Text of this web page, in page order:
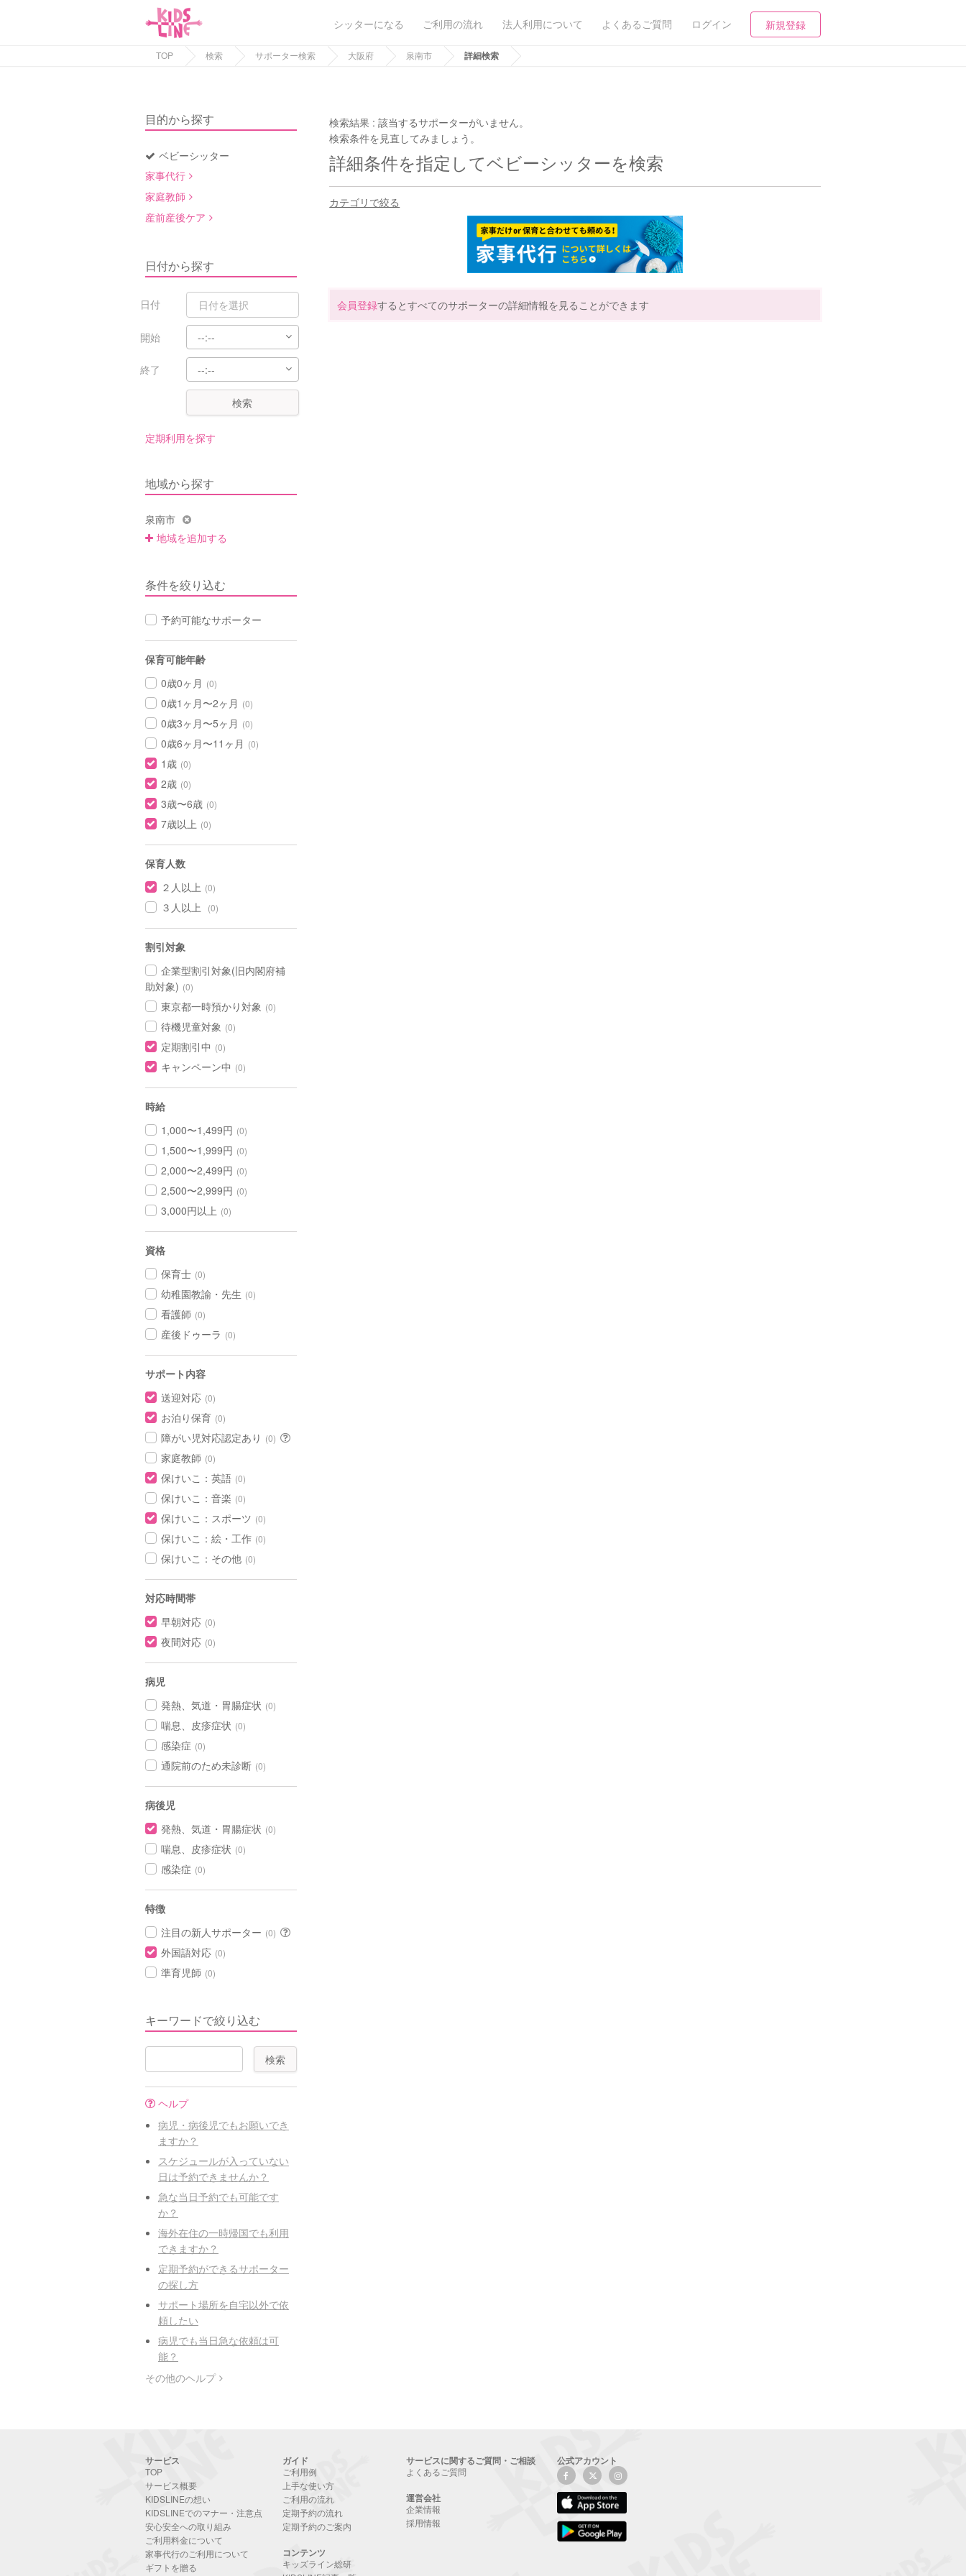
シッターになる ご利用の流れ 法人利用について よくあるご質問 ログイン 新規登録
TOP 検索 サポーター検索 大阪府 泉南市 詳細検索
目的から探す
ベビーシッター
家事代行
家庭教師
産前産後ケア
日付から探す
日付
開始
終了
検索
定期利用を探す
地域から探す
泉南市
地域を追加する
条件を絞り込む
予約可能なサポーター
保育可能年齢
0歳0ヶ月 (0)
0歳1ヶ月〜2ヶ月 (0)
0歳3ヶ月〜5ヶ月 (0)
0歳6ヶ月〜11ヶ月 (0)
1歳 (0)
2歳 (0)
3歳〜6歳 (0)
7歳以上 (0)
保育人数
２人以上 (0)
３人以上 (0)
割引対象
企業型割引対象(旧内閣府補
助対象) (0)
東京都一時預かり対象 (0)
待機児童対象 (0)
定期割引中 (0)
キャンペーン中 (0)
時給
1,000〜1,499円 (0)
1,500〜1,999円 (0)
2,000〜2,499円 (0)
2,500〜2,999円 (0)
3,000円以上 (0)
資格
保育士 (0)
幼稚園教諭・先生 (0)
看護師 (0)
産後ドゥーラ (0)
サポート内容
送迎対応 (0)
お泊り保育 (0)
障がい児対応認定あり (0)
家庭教師 (0)
保けいこ：英語 (0)
保けいこ：音楽 (0)
保けいこ：スポーツ (0)
保けいこ：絵・工作 (0)
保けいこ：その他 (0)
対応時間帯
早朝対応 (0)
夜間対応 (0)
病児
発熱、気道・胃腸症状 (0)
喘息、皮疹症状 (0)
感染症 (0)
通院前のため未診断 (0)
病後児
発熱、気道・胃腸症状 (0)
喘息、皮疹症状 (0)
感染症 (0)
特徴
注目の新人サポーター (0)
外国語対応 (0)
準育児師 (0)
キーワードで絞り込む
ヘルプ
病児・病後児でもお願いでき
ますか？
スケジュールが入っていない
日は予約できませんか？
急な当日予約でも可能です
か？
海外在住の一時帰国でも利用
できますか？
定期予約ができるサポーター
の探し方
サポート場所を自宅以外で依
頼したい
病児でも当日急な依頼は可
能？
その他のヘルプ
検索結果 :該当するサポーターがいません。
検索条件を見直してみましょう。
詳細条件を指定してベビーシッターを検索
カテゴリで絞る
会員登録するとすべてのサポーターの詳細情報を見ることができます
サービス
TOP
サービス概要
KIDSLINEの想い
KIDSLINEでのマナー・注意点
安心安全への取り組み
ご利用料金について
家事代行のご利用について
ギフトを贈る
ガイド
ご利用例
上手な使い方
ご利用の流れ
定期予約の流れ
定期予約のご案内
コンテンツ
キッズライン総研
サービスに関するご質問・ご相談
よくあるご質問
運営会社
企業情報
採用情報
公式アカウント